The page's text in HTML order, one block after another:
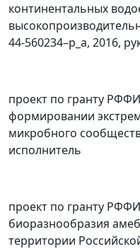
континентальных
44-560234–р_а, 2016,
проект по гранту
формировании
микробного
исполнитель
проект по гранту
биоразнообразия
территории